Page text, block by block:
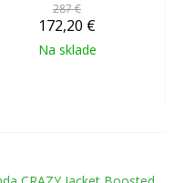
287 €
172,20 €
Na sklade